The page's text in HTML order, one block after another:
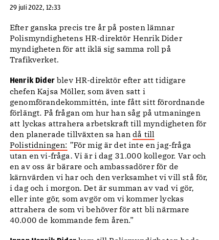
29 juli 2022, 12:33
Efter ganska precis tre år på posten lämnar
Polismyndighetens HR-direktör Henrik Dider
myndigheten för att iklä sig samma roll på
Trafikverket.
Henrik Diderblev HR-direktör efter att tidigare
chefen Kajsa Möller, som även satt i
genomförandekommittén, inte fått sitt förordnande
förlängt. På frågan om hur han såg på utmaningen
att lyckas attrahera arbetskraft till myndigheten för
den planerade tillväxten sa handå till
Polistidningen: ”För mig är det inte en jag-fråga
utan en vi-fråga. Vi är i dag 31.000 kollegor. Var och
en av oss är bärare och ambassadörer för de
kärnvärden vi har och den verksamhet vi vill stå för,
i dag och i morgon. Det är summan av vad vi gör,
eller inte gör, som avgör om vi kommer lyckas
attrahera de som vi behöver för att bli närmare
40.000 de kommande fem åren.”